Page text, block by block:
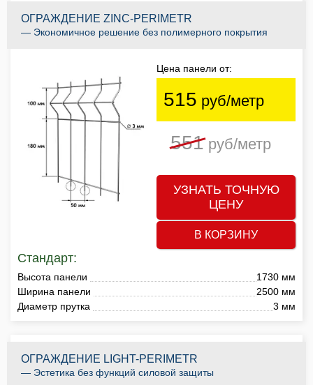
ОГРАЖДЕНИЕ ZINC-PERIMETR
— Экономичное решение без полимерного покрытия
Цена панели от:
515 руб/метр
551руб/метр
УЗНАТЬ ТОЧНУЮ
ЦЕНУ
В КОРЗИНУ
Стандарт:
Высота панели
1730 мм
Ширина панели
2500 мм
Диаметр прутка
3 мм
ОГРАЖДЕНИЕ LIGHT-PERIMETR
— Эстетика без функций силовой защиты